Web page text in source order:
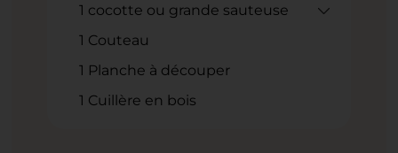
1 cocotte ou grande sauteuse
1 Couteau
1 Planche à découper
1 Cuillère en bois